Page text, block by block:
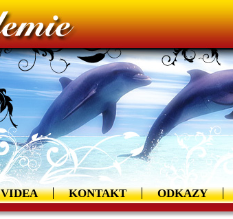
ODKAZY
KONTAKT
VIDEA